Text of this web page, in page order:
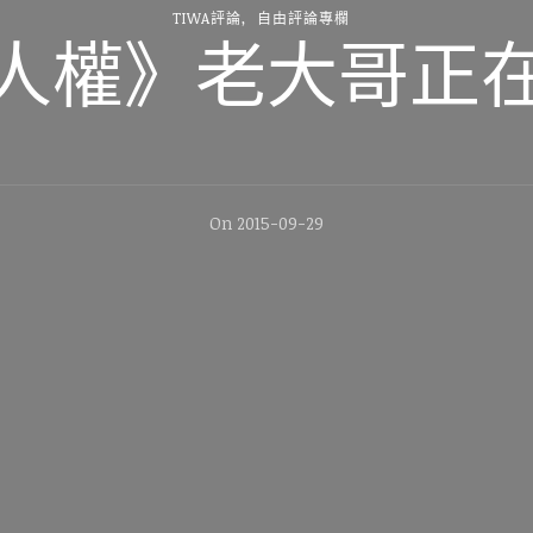
TIWA評論 自由評論專欄
權》老大哥正
On 2015-09-29